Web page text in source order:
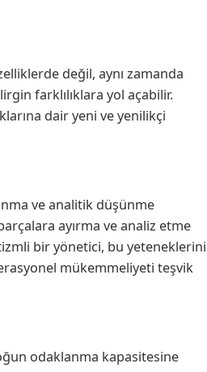
değil, aynı zamanda
farklılıklara yol açabilir.
dair yeni ve yenilikçi
ve analitik düşünme
ayırma ve analiz etme
bir yönetici, bu yeteneklerini
mükemmeliyeti teşvik
odaklanma kapasitesine